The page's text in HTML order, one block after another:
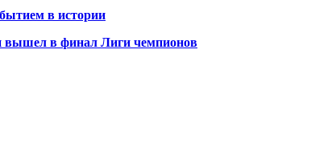
в истории
вышел в финал Лиги чемпионов